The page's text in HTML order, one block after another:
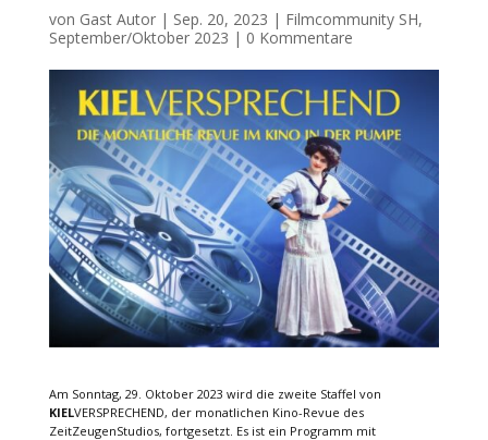
von Gast Autor| Sep. 20, 2023 | Filmcommunity SH,
September/Oktober 2023 | 0 Kommentare
Am Sonntag, 29. Oktober 2023 wird die zweite Staffel von
KIELVERSPRECHEND, der monatlichen Kino-Revue des
ZeitZeugenStudios, fortgesetzt. Es ist ein Programm mit